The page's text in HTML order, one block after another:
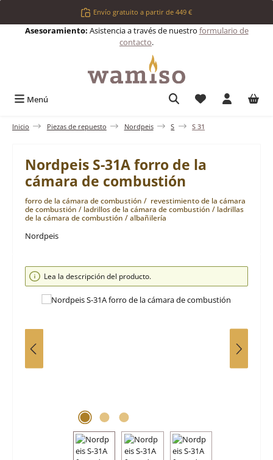
Saltar al contenido principalEnvío gratuito a partir de 449 €
Asesoramiento: Asistencia a través de nuestro formulario de
contacto.
Menú Tienes 0
Inicio Piezas de repuesto Nordpeis S S 31
Nordpeis S-31A forro de la
cámara de combustión
forro de la cámara de combustión / revestimiento de la cámara
de combustión / ladrillos de la cámara de combustión / ladrillas
de la cámara de combustión / albañilería
Nordpeis
Omitir galería de imágenes
Lea la descripción del producto.